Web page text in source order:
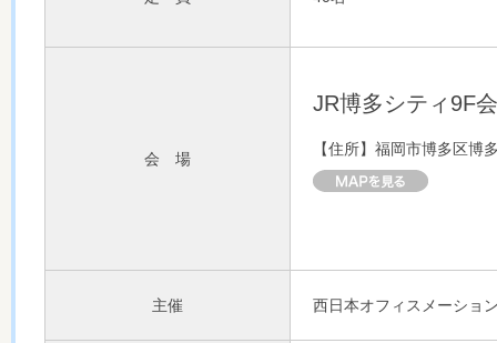
会 場
JR博多シティ9F
【住所】福岡市博多区博
主催 西日本オフィスメーショ